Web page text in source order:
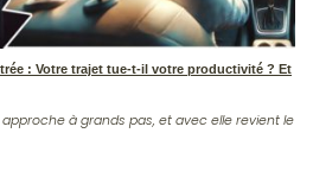
: Votre trajet tue-t-il votre productivité ? Et
à grands pas, et avec elle revient le